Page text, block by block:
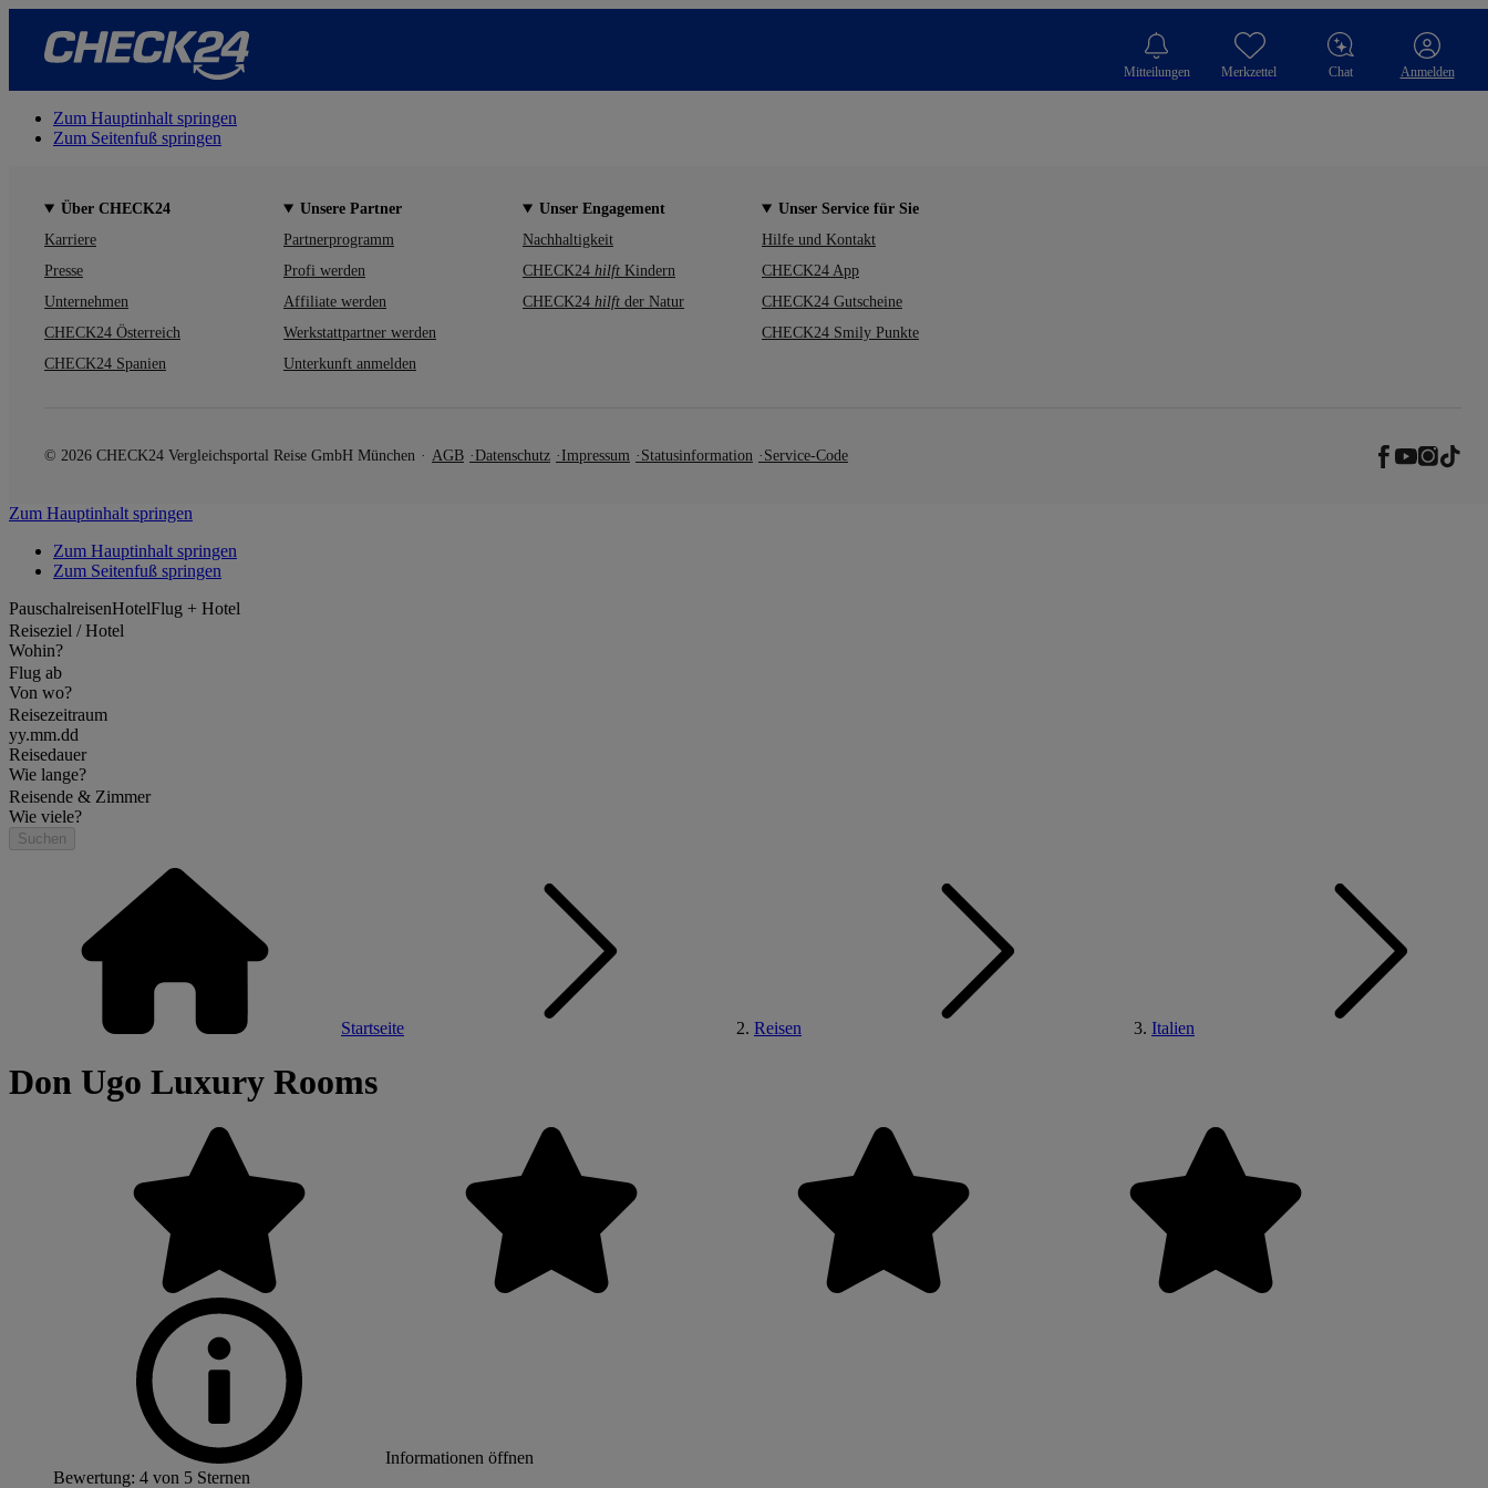
Mitteilungen Merkzettel Chat Anmelden
Zum Hauptinhalt springen
Zum Seitenfuß springen
Über CHECK24
Karriere
Presse
Unternehmen
CHECK24 Österreich
CHECK24 Spanien
Unsere Partner
Partnerprogramm
Profi werden
Affiliate werden
Werkstattpartner werden
Unterkunft anmelden
Unser Engagement
Nachhaltigkeit
CHECK24 hilft Kindern
CHECK24 hilft der Natur
Unser Service für Sie
Hilfe und Kontakt
CHECK24 App
CHECK24 Gutscheine
CHECK24 Smily Punkte
© 2026 CHECK24 Vergleichsportal Reise GmbH München AGB Datenschutz Impressum Statusinformation Service-Code
Zum Hauptinhalt springen
Zum Hauptinhalt springen
Zum Seitenfuß springen
PauschalreisenHotelFlug + Hotel
Reiseziel / Hotel
Wohin?
Flug ab
Von wo?
Reisezeitraum
yy.mm.dd
Reisedauer
Wie lange?
Reisende & Zimmer
Wie viele?
Suchen
Startseite Reisen Italien
Don Ugo Luxury Rooms
Informationen öffnen
Bewertung: 4 von 5 Sternen